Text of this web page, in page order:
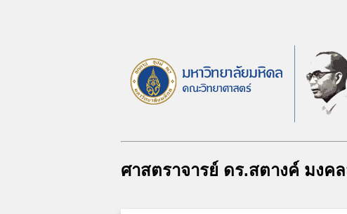
ศาสตราจารย์ ดร.สตางค์ มงค